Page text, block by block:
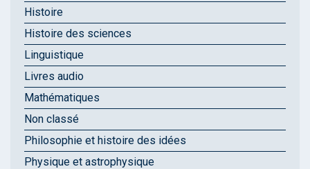
Histoire
Histoire des sciences
Linguistique
Livres audio
Mathématiques
Non classé
Philosophie et histoire des idées
Physique et astrophysique